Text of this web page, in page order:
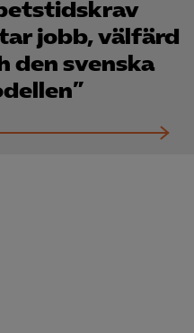
& utbildningar
jobb, välfärd
den svenska